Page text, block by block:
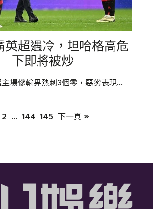
英超遇冷，坦哈格高危
下即將被炒
場慘輸畀熱刺3個零，惡劣表現...
2 ... 144 145 下一頁 »